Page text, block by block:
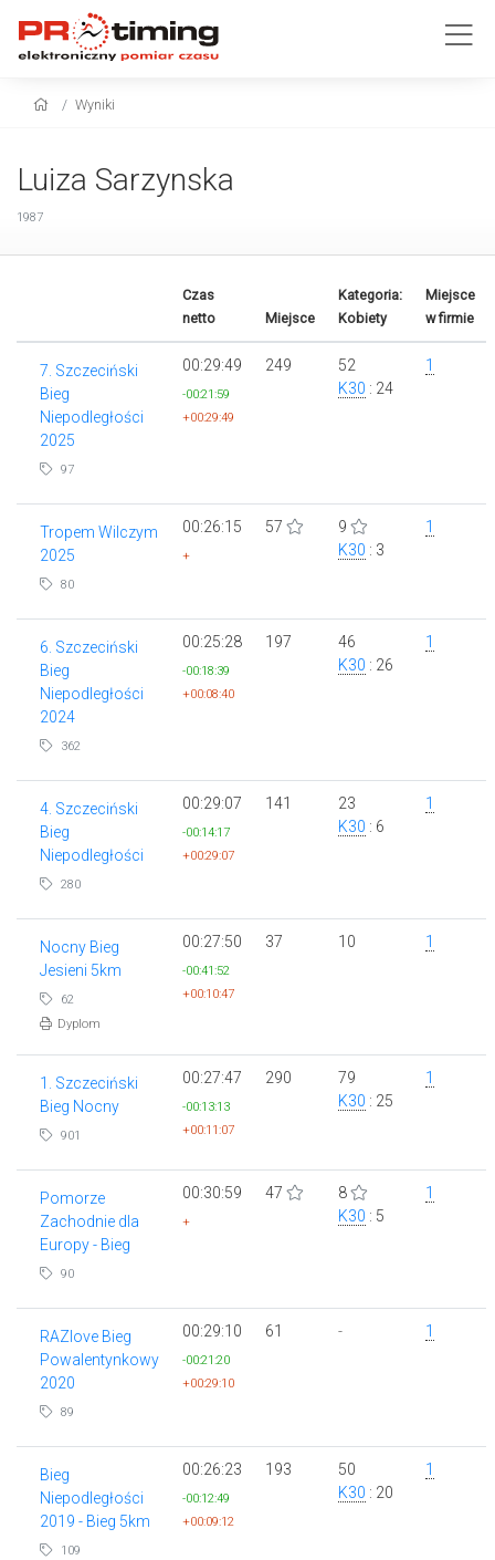
Wyniki
Luiza Sarzynska
1987
Czas
netto
Miejsce
Kategoria:
Kobiety
Miejsce
w firmie
7. Szczeciński
Bieg
Niepodległości
2025
97
00:29:49
-00:21:59
+00:29:49
249
52
K30 : 24
1
Tropem Wilczym
2025
80
00:26:15
+
57
9
K30 : 3
1
6. Szczeciński
Bieg
Niepodległości
2024
362
00:25:28
-00:18:39
+00:08:40
197
46
K30 : 26
1
4. Szczeciński
Bieg
Niepodległości
280
00:29:07
-00:14:17
+00:29:07
141
23
K30 : 6
1
Nocny Bieg
Jesieni 5km
62
Dyplom
00:27:50
-00:41:52
+00:10:47
37 10 1
1. Szczeciński
Bieg Nocny
901
00:27:47
-00:13:13
+00:11:07
290
79
K30 : 25
1
Pomorze
Zachodnie dla
Europy - Bieg
90
00:30:59
+
47
8
K30 : 5
1
RAZlove Bieg
Powalentynkowy
2020
89
00:29:10
-00:21:20
+00:29:10
61 - 1
Bieg
Niepodległości
2019 - Bieg 5km
109
00:26:23
-00:12:49
+00:09:12
193
50
K30 : 20
1